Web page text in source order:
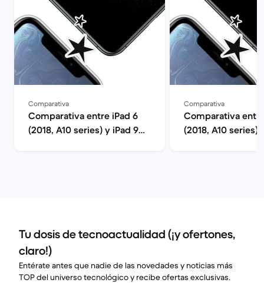
Comparativa
Comparativa entre iPad 6
(2018, A10 series) y iPad 9
Comparativa
Comparativa
(2018, A10 series)
Tu dosis de tecnoactualidad (¡y ofertones,
claro!)
Entérate antes que nadie de las novedades y noticias más
TOP del universo tecnológico y recibe ofertas exclusivas.